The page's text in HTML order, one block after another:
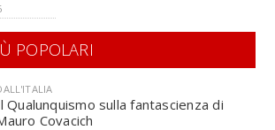
POPOLARI
Qualunquismo sulla fantascienza di
Covacich